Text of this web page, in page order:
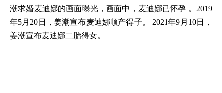
潮求婚麦迪娜的画面曝光，画面中，麦迪娜已怀孕 。2019
年5月20日，姜潮宣布麦迪娜顺产得子。 2021年9月10日，
姜潮宣布麦迪娜二胎得女。